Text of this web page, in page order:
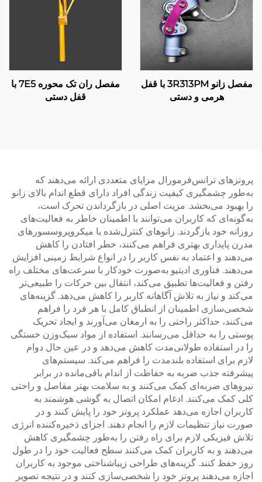
مفصل زانو 3R313PM با قفل
هرمی و دستی
مفصل ران تک محوره 7E5 با
قفل دستی
پروتزهای ترانس‌فرمورال مزایای متعددی ارائه می‌دهند که
به‌طور چشمگیری کیفیت زندگی افراد دارای قطع اندام بالای زانو
را بهبود می‌بخشد. مزیت اصلی در بازگرداندن تحرک است،
به‌گونه‌ای که کاربران می‌توانند با اطمینان خاطر به فعالیت‌های
روزانه خود بازگردند. زانوهای کنترل‌شده با میکروپروسسورهای
مدرن پایداری بهتری فراهم می‌کنند، خطر افتادن را کاهش
می‌دهند و اعتماد به نفس کاربر را در انواع شرایط زمینی افزایش
می‌دهند. فناوری ادیتیو به‌صورت خودکار با سرعت‌های مختلف راه
رفتن و فعالیت‌ها تطبیق می‌کند، انتقال بین حرکات را طبیعی‌تر
می‌کند و نیاز به تلاش آگاهانه کاربر را کاهش می‌دهد. گزینه‌های
شخصی‌سازی اطمینان از انطباق کامل با هر فرد را فراهم
می‌کنند، حداکثر راحتی را به ارمغان می‌آورند و ایجاد تحریک
پوستی را به حداقل می‌رسانند. استفاده از مواد سبک‌وزن خستگی
را در استفاده طولانی‌مدت کاهش می‌دهد و در عین حال دوام
لازم برای استفاده بلندمدت را فراهم می‌کند. سیستم‌های
پیشرفته جذب ضربه به حفاظت از اندام باقی‌مانده در برابر
نیروهای ضربه‌ای کمک می‌کنند و به سلامت بهتر مفاصل و راحتی
کلی کمک می‌کنند. ادغام امکان اتصال به گوشی هوشمند به
کاربران اجازه می‌دهد عملکرد پروتز خود را پایش کنند و در
صورت نیاز تنظیمات لازم را انجام دهند. اجزای ذخیره‌کننده انرژی
تلاش فیزیکی لازم برای راه رفتن را به‌طور چشمگیری کاهش
می‌دهند و به کاربران کمک می‌کنند سطح فعالیت خود را در طول
روز حفظ کنند. گزینه‌های طراحی زیباشناختی موجود به کاربران
اجازه می‌دهند پروتز خود را شخصی‌سازی کنند و در نتیجه تصویر